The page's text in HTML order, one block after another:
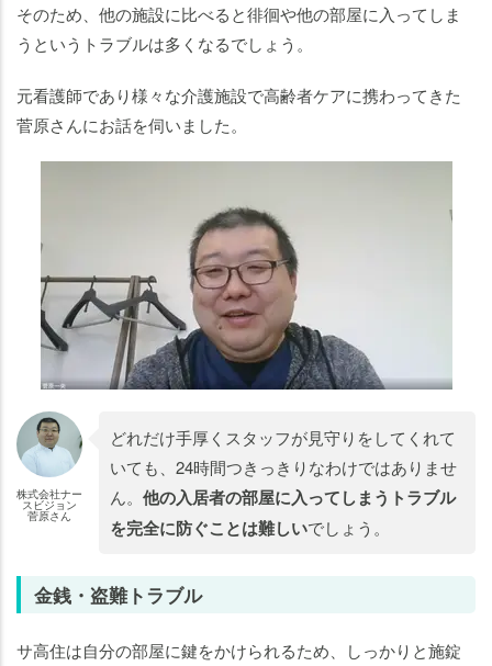
そのため、他の施設に比べると徘徊や他の部屋に入ってしま
うというトラブルは多くなるでしょう。
元看護師であり様々な介護施設で高齢者ケアに携わってきた
菅原さんにお話を伺いました。
株式会社ナー
スビジョン
菅原さん
どれだけ手厚くスタッフが見守りをしてくれて
いても、24時間つきっきりなわけではありませ
ん。 他の入居者の部屋に入ってしまうトラブル
を完全に防ぐことは難しいでしょう。
金銭・盗難トラブル
サ高住は自分の部屋に鍵をかけられるため、しっかりと施錠